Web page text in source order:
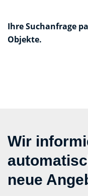
Ihre Suchanfrage
Objekte.
Wir
neue